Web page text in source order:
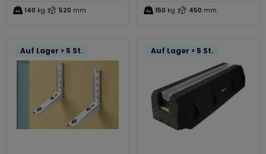
140 kg 520 mm 150 kg 450 mm
Auf Lager > 5 St. Auf Lager > 5 St.